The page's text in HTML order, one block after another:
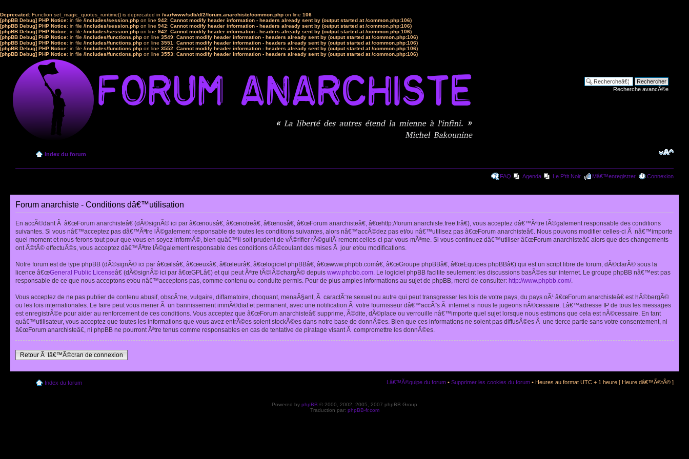
Deprecated: Function set_magic_quotes_runtime() is deprecated in /var/www/sdb/d/2/forum.anarchiste/common.php on line 106
[phpBB Debug] PHP Notice: in file /includes/session.php on line 942: Cannot modify header information - headers already sent by (output started at /common.php:106)
[phpBB Debug] PHP Notice: in file /includes/session.php on line 942: Cannot modify header information - headers already sent by (output started at /common.php:106)
[phpBB Debug] PHP Notice: in file /includes/session.php on line 942: Cannot modify header information - headers already sent by (output started at /common.php:106)
[phpBB Debug] PHP Notice: in file /includes/functions.php on line 3549: Cannot modify header information - headers already sent by (output started at /common.php:106)
[phpBB Debug] PHP Notice: in file /includes/functions.php on line 3551: Cannot modify header information - headers already sent by (output started at /common.php:106)
[phpBB Debug] PHP Notice: in file /includes/functions.php on line 3552: Cannot modify header information - headers already sent by (output started at /common.php:106)
[phpBB Debug] PHP Notice: in file /includes/functions.php on line 3553: Cannot modify header information - headers already sent by (output started at /common.php:106)
Recherche avancÃ©e
Index du forum
FAQ Agenda Le P'tit Noir Mâ€™enregistrer Connexion
Forum anarchiste - Conditions dâ€™utilisation
En accÃ©dant Ã â€œForum anarchisteâ€ (dÃ©signÃ© ici par â€œnousâ€, â€œnotreâ€, â€œnosâ€, â€œForum anarchisteâ€, â€œhttp://forum.anarchiste.free.frâ€), vous acceptez dâ€™Ãªtre lÃ©galement responsable des conditions
suivantes. Si vous nâ€™acceptez pas dâ€™Ãªtre lÃ©galement responsable de toutes les conditions suivantes, alors nâ€™accÃ©dez pas et/ou nâ€™utilisez pas â€œForum anarchisteâ€. Nous pouvons modifier celles-ci Ã nâ€™importe
quel moment et nous ferons tout pour que vous en soyez informÃ©, bien quâ€™il soit prudent de vÃ©rifier rÃ©guliÃ¨rement celles-ci par vous-mÃªme. Si vous continuez dâ€™utiliser â€œForum anarchisteâ€ alors que des changements
ont Ã©tÃ© effectuÃ©s, vous acceptez dâ€™Ãªtre lÃ©galement responsable des conditions dÃ©coulant des mises Ã jour et/ou modifications.
Notre forum est de type phpBB (dÃ©signÃ© ici par â€œilsâ€, â€œeuxâ€, â€œleurâ€, â€œlogiciel phpBBâ€, â€œwww.phpbb.comâ€, â€œGroupe phpBBâ€, â€œEquipes phpBBâ€) qui est un script libre de forum, dÃ©clarÃ© sous la
licence â€œGeneral Public Licenseâ€ (dÃ©signÃ© ici par â€œGPLâ€) et qui peut Ãªtre tÃ©lÃ©chargÃ© depuis www.phpbb.com. Le logiciel phpBB facilite seulement les discussions basÃ©es sur internet. Le groupe phpBB nâ€™est pas
responsable de ce que nous acceptons et/ou nâ€™acceptons pas, comme contenu ou conduite permis. Pour de plus amples informations au sujet de phpBB, merci de consulter: http://www.phpbb.com/.
Vous acceptez de ne pas publier de contenu abusif, obscÃ¨ne, vulgaire, diffamatoire, choquant, menaÃ§ant, Ã caractÃ¨re sexuel ou autre qui peut transgresser les lois de votre pays, du pays oÃ¹ â€œForum anarchisteâ€ est hÃ©bergÃ©
ou les lois internationales. Le faire peut vous mener Ã un bannissement immÃ©diat et permanent, avec une notification Ã votre fournisseur dâ€™accÃ¨s Ã internet si nous le jugeons nÃ©cessaire. Lâ€™adresse IP de tous les messages
est enregistrÃ©e pour aider au renforcement de ces conditions. Vous acceptez que â€œForum anarchisteâ€ supprime, Ã©dite, dÃ©place ou verrouille nâ€™importe quel sujet lorsque nous estimons que cela est nÃ©cessaire. En tant
quâ€™utilisateur, vous acceptez que toutes les informations que vous avez entrÃ©es soient stockÃ©es dans notre base de donnÃ©es. Bien que ces informations ne soient pas diffusÃ©es Ã une tierce partie sans votre consentement, ni
â€œForum anarchisteâ€, ni phpBB ne pourront Ãªtre tenus comme responsables en cas de tentative de piratage visant Ã compromettre les donnÃ©es.
Retour Ã lâ€™Ã©cran de connexion
Index du forum Lâ€™Ã©quipe du forum • Supprimer les cookies du forum • Heures au format UTC + 1 heure [ Heure dâ€™Ã©tÃ© ]
Powered by phpBB © 2000, 2002, 2005, 2007 phpBB Group
Traduction par: phpBB-fr.com